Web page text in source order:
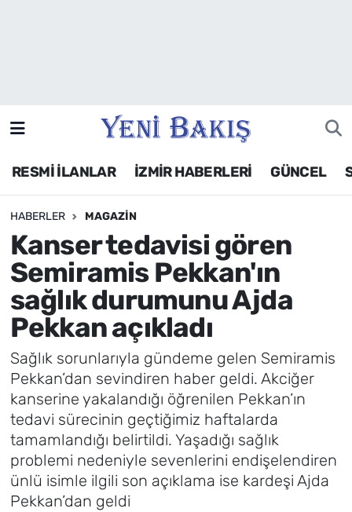
RESMİ İLANLAR İZMİR HABERLERİ GÜNCEL
HABERLER MAGAZIN
Kanser tedavisi gören
Semiramis Pekkan'ın
sağlık durumunu Ajda
Pekkan açıkladı
Sağlık sorunlarıyla gündeme gelen Semiramis
Pekkan’dan sevindiren haber geldi. Akciğer
kanserine yakalandığı öğrenilen Pekkan’ın
tedavi sürecinin geçtiğimiz haftalarda
tamamlandığı belirtildi. Yaşadığı sağlık
problemi nedeniyle sevenlerini endişelendiren
ünlü isimle ilgili son açıklama ise kardeşi Ajda
Pekkan’dan geldi
Siyaset
Asayiş / Polis-Adliye
Spor
Magazin
Foto Galeri
Künye
İletişim